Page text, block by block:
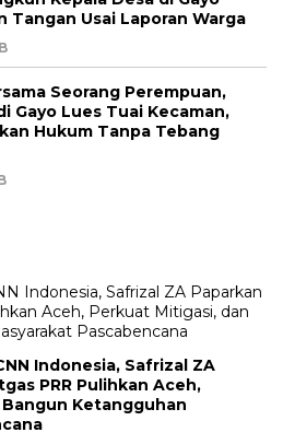
Tangan Usai Laporan Warga
Seorang Perempuan,
Gayo Lues Tuai Kecaman,
Hukum Tanpa Tebang
Indonesia, Safrizal ZA
PRR Pulihkan Aceh,
Ketangguhan